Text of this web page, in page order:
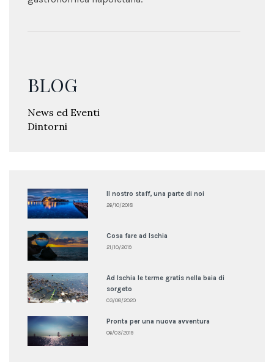
BLOG
News ed Eventi
Dintorni
Il nostro staff, una parte di noi
26/10/2018
Cosa fare ad Ischia
21/10/2019
Ad Ischia le terme gratis nella baia di
sorgeto
03/08/2020
Pronta per una nuova avventura
06/03/2019